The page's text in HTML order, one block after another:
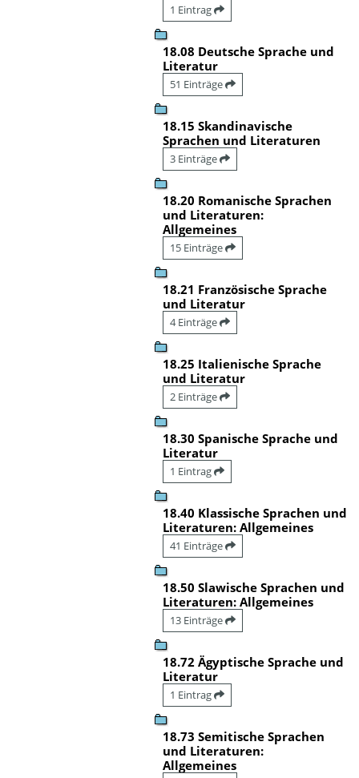
1 Eintrag
18.08 Deutsche Sprache und
Literatur
51 Einträge
18.15 Skandinavische
Sprachen und Literaturen
3 Einträge
18.20 Romanische Sprachen
und Literaturen:
Allgemeines
15 Einträge
18.21 Französische Sprache
und Literatur
4 Einträge
18.25 Italienische Sprache
und Literatur
2 Einträge
18.30 Spanische Sprache und
Literatur
1 Eintrag
18.40 Klassische Sprachen und
Literaturen: Allgemeines
41 Einträge
18.50 Slawische Sprachen und
Literaturen: Allgemeines
13 Einträge
18.72 Ägyptische Sprache und
Literatur
1 Eintrag
18.73 Semitische Sprachen
und Literaturen:
Allgemeines